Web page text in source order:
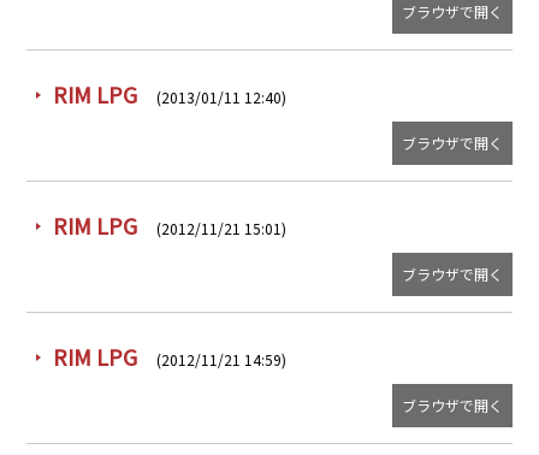
ブラウザで開く
RIM LPG (2013/01/11 12:40)
ブラウザで開く
RIM LPG (2012/11/21 15:01)
ブラウザで開く
RIM LPG (2012/11/21 14:59)
ブラウザで開く